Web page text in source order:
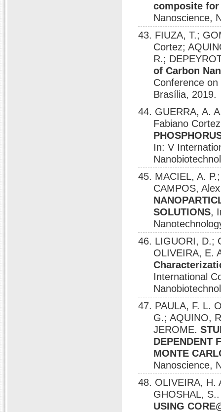
composite
Nanoscience,
43. FIUZA, T.;
Cortez;
R.;
of Carbon
Conference
Brasília, 2019.
44. GUERRA, A.
Fabiano
In: V
45. MACIEL, A.
CAMPOS,
SOLUTIONS,
46. LIGUORI, D.;
OLIVEIRA, E.
International
47. PAULA, F. L.
G.; AQUINO,
JEROME.
DEPENDENT
MONTE
Nanoscience,
48. OLIVEIRA, H.
GHOSHAL,
USING